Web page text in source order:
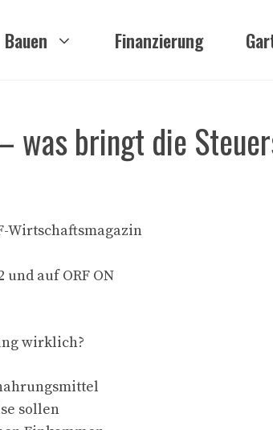
Bauen Finanzierung
was bringt die
Wirtschaftsmagazin
und auf ORF ON
wirklich?
sollen